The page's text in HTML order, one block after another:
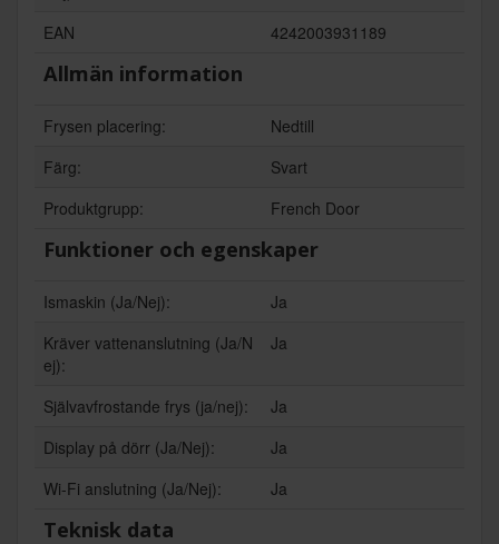
EAN 4242003931189
Allmän information
Frysen placering:
Nedtill
Färg:
Svart
Produktgrupp:
French Door
Funktioner och egenskaper
Ismaskin (Ja/Nej):
Ja
Kräver vattenanslutning (Ja/N
ej):
Ja
Självavfrostande frys (ja/nej):
Ja
Display på dörr (Ja/Nej):
Ja
Wi-Fi anslutning (Ja/Nej):
Ja
Teknisk data